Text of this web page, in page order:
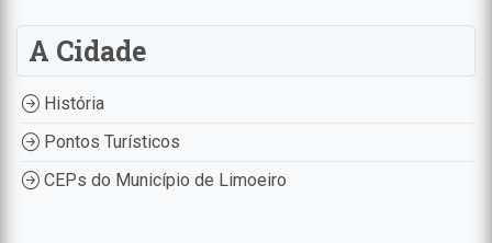
A Cidade
História
Pontos Turísticos
CEPs do Município de Limoeiro